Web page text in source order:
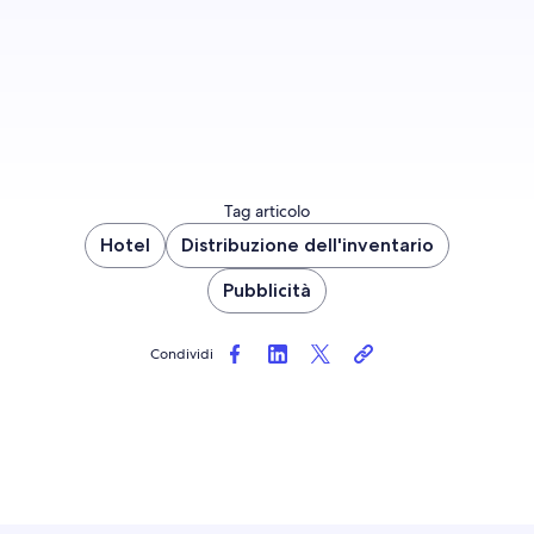
Tag articolo
Hotel
Distribuzione dell'inventario
Pubblicità
Condividi